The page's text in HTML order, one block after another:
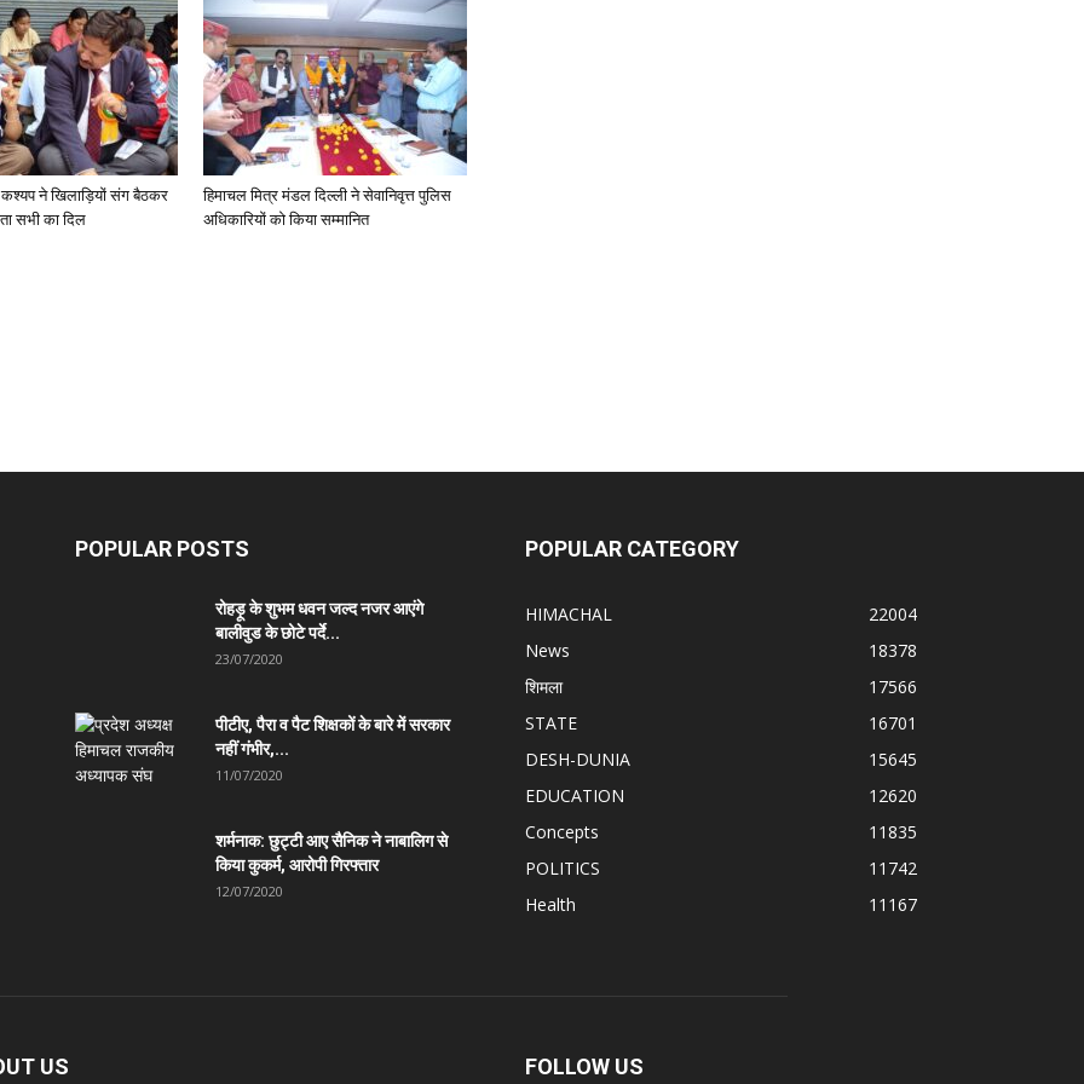
ने खिलाड़ियों संग बैठकर
सभी का दिल
हिमाचल मित्र मंडल दिल्ली ने सेवानिवृत्त पुलिस
अधिकारियों को किया सम्मानित
POPULAR POSTS
रोहड़ू के शुभम धवन जल्द नजर आएंगे
बालीवुड के छोटे पर्दे...
23/07/2020
पीटीए, पैरा व पैट शिक्षकों के बारे में सरकार
नहीं गंभीर,...
11/07/2020
शर्मनाक: छुट्टी आए सैनिक ने नाबालिग से
किया कुकर्म, आरोपी गिरफ्तार
12/07/2020
POPULAR CATEGORY
HIMACHAL
22004
News
18378
शिमला
17566
STATE
16701
DESH-DUNIA
15645
EDUCATION
12620
Concepts
11835
POLITICS
11742
Health
11167
US FOLLOW US